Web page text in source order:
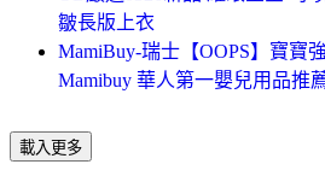
皺長版上衣
MamiBuy-瑞士【OOPS】寶寶
Mamibuy 華人第一嬰兒用品推
載入更多